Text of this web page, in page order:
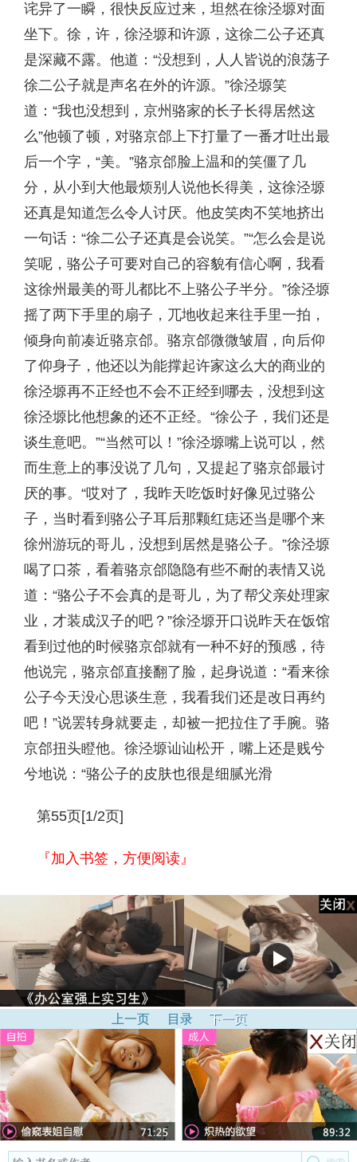
诧异了一瞬，很快反应过来，坦然在徐泾塬对面
坐下。徐，许，徐泾塬和许源，这徐二公子还真
是深藏不露。他道：“没想到，人人皆说的浪荡子
徐二公子就是声名在外的许源。”徐泾塬笑
道：“我也没想到，京州骆家的长子长得居然这
么”他顿了顿，对骆京郃上下打量了一番才吐出最
后一个字，“美。”骆京郃脸上温和的笑僵了几
分，从小到大他最烦别人说他长得美，这徐泾塬
还真是知道怎么令人讨厌。他皮笑肉不笑地挤出
一句话：“徐二公子还真是会说笑。”“怎么会是说
笑呢，骆公子可要对自己的容貌有信心啊，我看
这徐州最美的哥儿都比不上骆公子半分。”徐泾塬
摇了两下手里的扇子，兀地收起来往手里一拍，
倾身向前凑近骆京郃。骆京郃微微皱眉，向后仰
了仰身子，他还以为能撑起许家这么大的商业的
徐泾塬再不正经也不会不正经到哪去，没想到这
徐泾塬比他想象的还不正经。“徐公子，我们还是
谈生意吧。”“当然可以！”徐泾塬嘴上说可以，然
而生意上的事没说了几句，又提起了骆京郃最讨
厌的事。“哎对了，我昨天吃饭时好像见过骆公
子，当时看到骆公子耳后那颗红痣还当是哪个来
徐州游玩的哥儿，没想到居然是骆公子。”徐泾塬
喝了口茶，看着骆京郃隐隐有些不耐的表情又说
道：“骆公子不会真的是哥儿，为了帮父亲处理家
业，才装成汉子的吧？”徐泾塬开口说昨天在饭馆
看到过他的时候骆京郃就有一种不好的预感，待
他说完，骆京郃直接翻了脸，起身说道：“看来徐
公子今天没心思谈生意，我看我们还是改日再约
吧！”说罢转身就要走，却被一把拉住了手腕。骆
京郃扭头瞪他。徐泾塬讪讪松开，嘴上还是贱兮
兮地说：“骆公子的皮肤也很是细腻光滑
第55页[1/2页]
『加入书签，方便阅读』
上一页 目录 下一页